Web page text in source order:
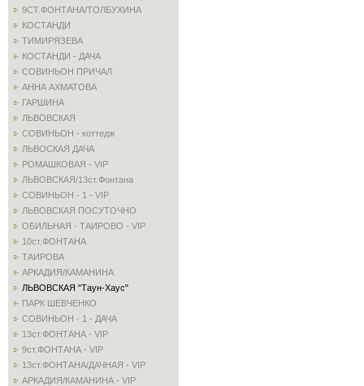
9СТ.ФОНТАНА/ТОЛБУХИНА
КОСТАНДИ
ТИМИРЯЗЕВА
КОСТАНДИ - ДАЧА
СОВИНЬОН ПРИЧАЛ
АННА АХМАТОВА
ГАРШИНА
ЛЬВОВСКАЯ
СОВИНЬОН - коттедж
ЛЬВОСКАЯ ДАЧА
РОМАШКОВАЯ - VIP
ЛЬВОВСКАЯ/13ст.Фонтана
СОВИНЬОН - 1 - VIP
ЛЬВОВСКАЯ ПОСУТОЧНО
ОБИЛЬНАЯ - ТАИРОВО - VIP
10ст.ФОНТАНА
ТАИРОВА
АРКАДИЯ/КАМАНИНА
ЛЬВОВСКАЯ "Таун-Хаус"
ПАРК ШЕВЧЕНКО
СОВИНЬОН - 1 - ДАЧА
13ст.ФОНТАНА - VIP
9ст.ФОНТАНА - VIP
13ст.ФОНТАНА/ДАЧНАЯ - VIP
АРКАДИЯ/КАМАНИНА - VIP